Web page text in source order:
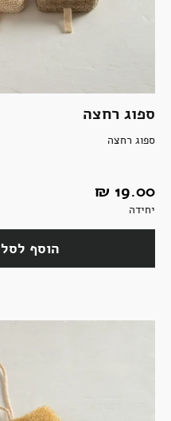
ספוג רחצה
ספוג רחצה
19.00 ‏₪
יחידה
הוסף לסל